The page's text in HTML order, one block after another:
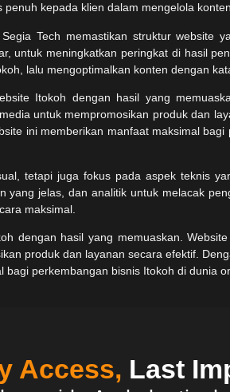
kepada klien dalam mengelola
Tech memastikan struktur website
untuk meningkatkan peringkat di hasil
lalu mengoptimalkan konten dengan
tetapi juga fokus pada aspek teknis
yang jelas, dan analitik untuk melacak
maksimal.
dengan hasil yang memuaskan.
produk dan layanan secara efektif.
perkembangan bisnis Itokoh di dunia
Access, Last